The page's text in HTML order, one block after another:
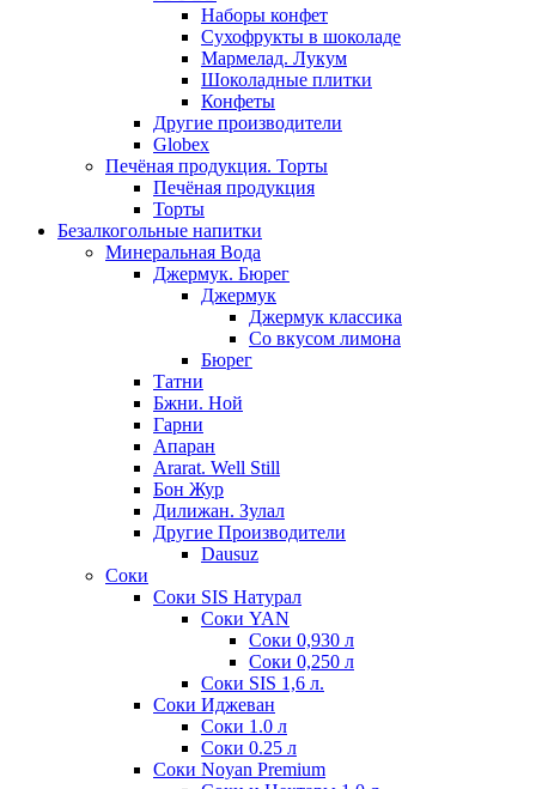
Наборы конфет
Сухофрукты в шоколаде
Мармелад. Лукум
Шоколадные плитки
Конфеты
Другие производители
Globex
Печёная продукция. Торты
Печёная продукция
Торты
Безалкогольные напитки
Минеральная Вода
Джермук. Бюрег
Джермук
Джермук классика
Со вкусом лимона
Бюрег
Татни
Бжни. Ной
Гарни
Апаран
Ararat. Well Still
Бон Жур
Дилижан. Зулал
Другие Производители
Dausuz
Соки
Соки SIS Натурал
Соки YAN
Соки 0,930 л
Соки 0,250 л
Соки SIS 1,6 л.
Соки Иджеван
Соки 1.0 л
Соки 0.25 л
Соки Noyan Premium